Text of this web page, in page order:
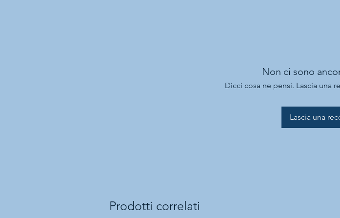
Non ci sono
Dicci cosa ne pensi. Lascia una
Lascia una
Prodotti correlati